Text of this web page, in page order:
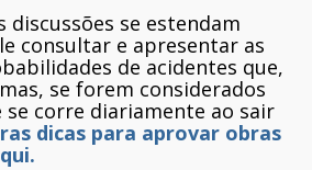
discussões se estendam
consultar e apresentar as
de acidentes que,
se forem considerados
corre diariamente ao sair
dicas para aprovar obras